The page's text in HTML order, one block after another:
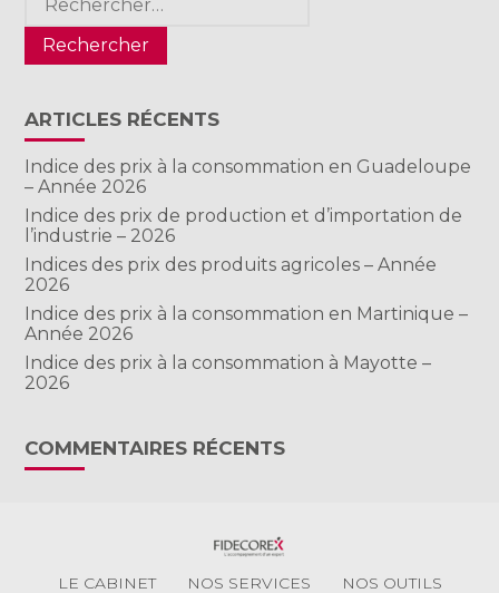
ARTICLES RÉCENTS
Indice des prix à la consommation en Guadeloupe
– Année 2026
Indice des prix de production et d’importation de
l’industrie – 2026
Indices des prix des produits agricoles – Année
2026
Indice des prix à la consommation en Martinique –
Année 2026
Indice des prix à la consommation à Mayotte –
2026
COMMENTAIRES RÉCENTS
Footer
LE CABINET NOS SERVICES NOS OUTILS